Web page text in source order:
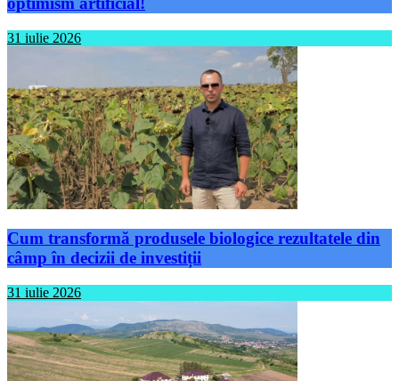
31 iulie 2026
Cum transformă produsele biologice rezultatele din
câmp în decizii de investiții
31 iulie 2026